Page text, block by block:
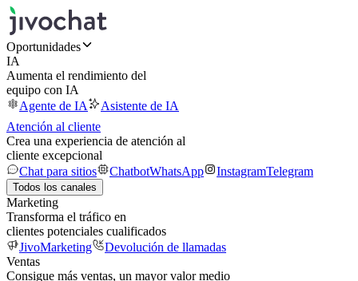
Oportunidades
IA
Aumenta el rendimiento del
equipo con IA
Agente de IA
Asistente de IA
Atención al cliente
Crea una experiencia de atención al
cliente excepcional
Chat para sitios
ChatbotWhatsApp InstagramTelegram
Todos los canales
Marketing
Transforma el tráfico en
clientes potenciales cualificados
JivoMarketing
Devolución de llamadas
Ventas
Consigue más ventas, un mayor valor medio